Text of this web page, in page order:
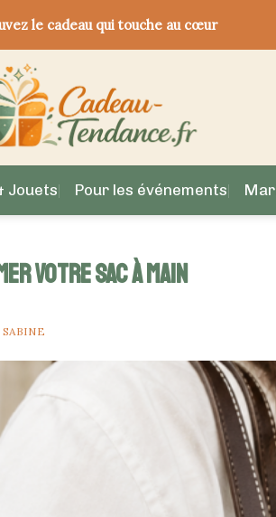
le cadeau qui touche au cœur
Jouets Pour les événements
votre sac à main
SABINE